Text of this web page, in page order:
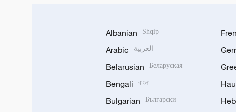
Albanian Shqip
Arabic العربية
Belarusian Беларуская
Bengali বাংলা
Bulgarian Български